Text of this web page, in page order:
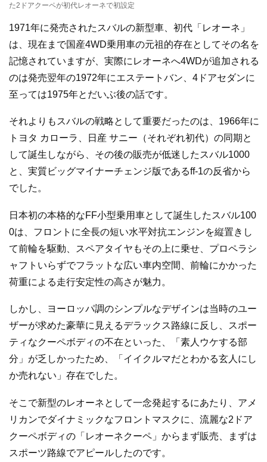
た2ドアクーペが初代レオーネで初設定
1971年に発売されたスバルの新型車、初代「レオーネ」
は、現在まで国産4WD乗用車の元祖的存在としてその名を
記憶されていますが、実際にレオーネへ4WDが追加される
のは発売翌年の1972年にエステートバン、4ドアセダンに
至っては1975年とだいぶ後の話です。
それよりもスバルの戦略として重要だったのは、1966年に
トヨタ カローラ、日産 サニー（それぞれ初代）の同期と
して誕生しながら、その後の販売が低迷したスバル1000
と、実質ビッグマイナーチェンジ版であるff-1の反省から
でした。
日本初の本格的なFF小型乗用車として誕生したスバル100
0は、フロントに全長の短い水平対抗エンジンを縦置きし
て前輪を駆動、スペアタイヤもその上に乗せ、プロペラシ
ャフトいらずでフラットな広い車内空間、前輪にかかった
荷重による走行安定性の高さが魅力。
しかし、ヨーロッパ調のシンプルなデザインは当時のユー
ザーが求めた豪華に見えるデラックス路線に反し、スポー
ティなクーペボディの不在といった、「素人ウケする部
分」が乏しかったため、「イイクルマだとわかる玄人にし
か売れない」存在でした。
そこで新型のレオーネとして一念発起するにあたり、アメ
リカンでダイナミックなフロントマスクに、流麗な2ドア
クーペボディの「レオーネクーペ」からまず販売、まずは
スポーツ路線でアピールしたのです。